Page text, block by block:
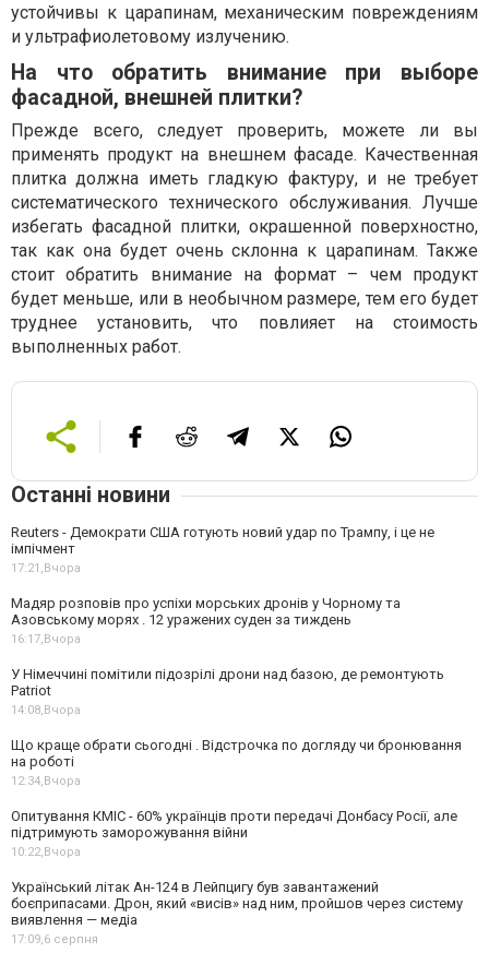
устойчивы к царапинам, механическим повреждениям
и ультрафиолетовому излучению.
На что обратить внимание при выборе
фасадной, внешней плитки?
Прежде всего, следует проверить, можете ли вы
применять продукт на внешнем фасаде. Качественная
плитка должна иметь гладкую фактуру, и не требует
систематического технического обслуживания. Лучше
избегать фасадной плитки, окрашенной поверхностно,
так как она будет очень склонна к царапинам. Также
стоит обратить внимание на формат – чем продукт
будет меньше, или в необычном размере, тем его будет
труднее установить, что повлияет на стоимость
выполненных работ.
Останні новини
Reuters - Демократи США готують новий удар по Трампу, і це не
імпічмент
17:21,Вчора
Мадяр розповів про успіхи морських дронів у Чорному та
Азовському морях . 12 уражених суден за тиждень
16:17,Вчора
У Німеччині помітили підозрілі дрони над базою, де ремонтують
Patriot
14:08,Вчора
Що краще обрати сьогодні . Відстрочка по догляду чи бронювання
на роботі
12:34,Вчора
Опитування КМІС - 60% українців проти передачі Донбасу Росії, але
підтримують заморожування війни
10:22,Вчора
Український літак Ан-124 в Лейпцигу був завантажений
боєприпасами. Дрон, який «висів» над ним, пройшов через систему
виявлення — медіа
17:09,6 серпня